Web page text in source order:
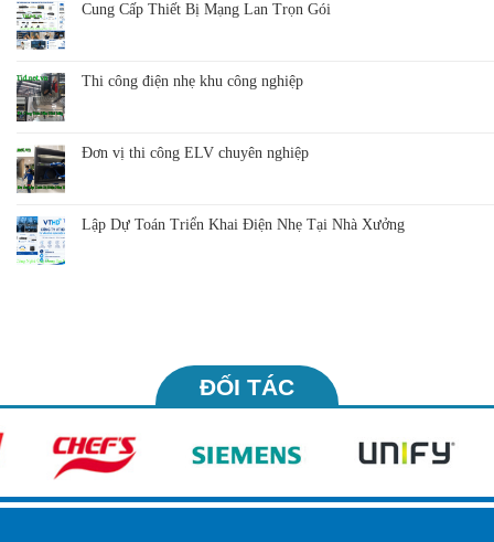
Cung Cấp Thiết Bị Mạng Lan Trọn Gói
Thi công điện nhẹ khu công nghiệp
Đơn vị thi công ELV chuyên nghiệp
Lập Dự Toán Triển Khai Điện Nhẹ Tại Nhà Xưởng
ĐỐI TÁC